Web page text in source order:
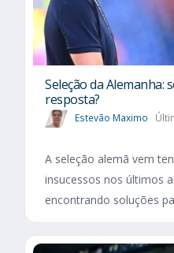
Seleção da Alemanha:
resposta?
Estevão Maximo
A seleção alemã vem
insucessos nos últimos
encontrando soluções